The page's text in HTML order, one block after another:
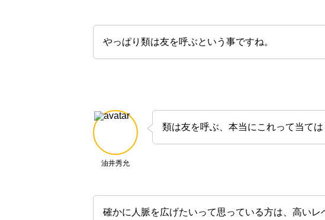
やっぱり類は友を呼ぶという事ですね。
油井秀允
類は友を呼ぶ、本当にこれって当ては
確かに人脈を広げたいって思っている方は、高いレ